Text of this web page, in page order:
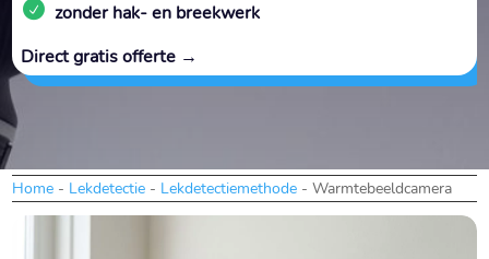
zonder hak- en breekwerk
Direct gratis offerte →
Home - Lekdetectie - Lekdetectiemethode -Warmtebeeldcamera